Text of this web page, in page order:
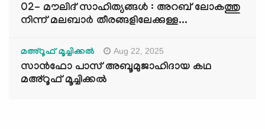
02- മൗലിദ് സാഹിത്യങ്ങൾ : അറബ് ലോകത്തു
നിന്ന് മലബാർ തീരങ്ങളിലേക്കുള്ള...
മഅ്റൂഫ് മൂച്ചിക്കല്‍ Aug 22, 2025
സാൻഫോ പാസ് അബൂമുജാഹിദായ കഥ
മഅ്റൂഫ് മൂച്ചിക്കല്‍